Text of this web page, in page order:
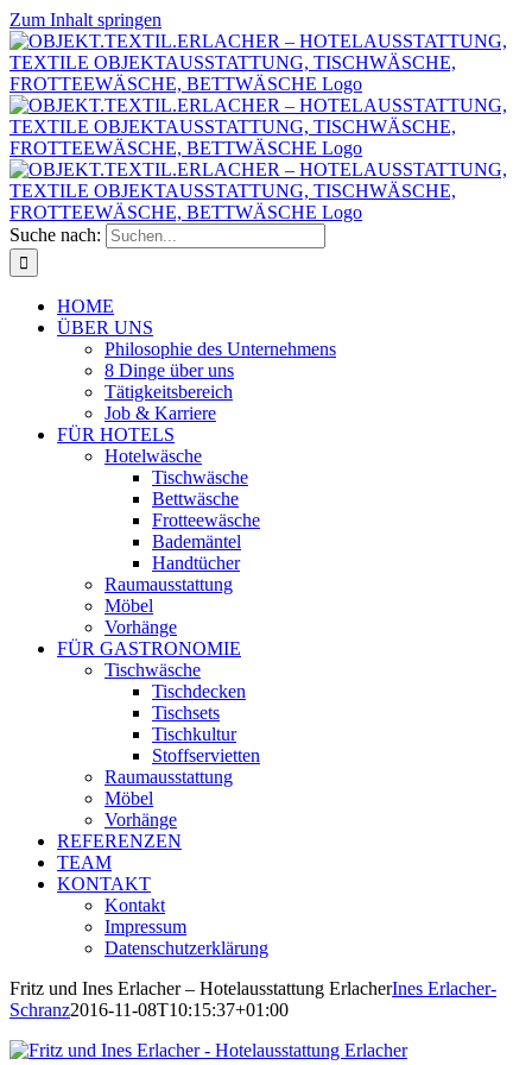
Zum Inhalt springen
Suche nach:
HOME
ÜBER UNS
Philosophie des Unternehmens
8 Dinge über uns
Tätigkeitsbereich
Job & Karriere
FÜR HOTELS
Hotelwäsche
Tischwäsche
Bettwäsche
Frotteewäsche
Bademäntel
Handtücher
Raumausstattung
Möbel
Vorhänge
FÜR GASTRONOMIE
Tischwäsche
Tischdecken
Tischsets
Tischkultur
Stoffservietten
Raumausstattung
Möbel
Vorhänge
REFERENZEN
TEAM
KONTAKT
Kontakt
Impressum
Datenschutzerklärung
Fritz und Ines Erlacher – Hotelausstattung ErlacherInes Erlacher-
Schranz2016-11-08T10:15:37+01:00